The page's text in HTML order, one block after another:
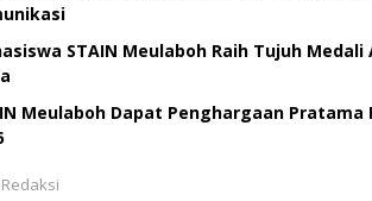
STAIN Meulaboh Raih Tujuh
Meulaboh Dapat Penghargaan Pratama
Redaksi